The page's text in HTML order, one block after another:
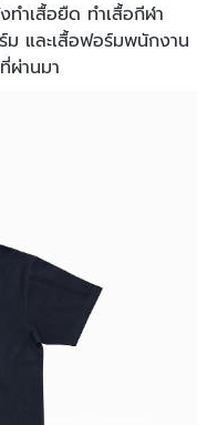
ทำเสื้อยืด ทำเสื้อกีฬา
และเสื้อฟอร์มพนักงาน
ผ่านมา